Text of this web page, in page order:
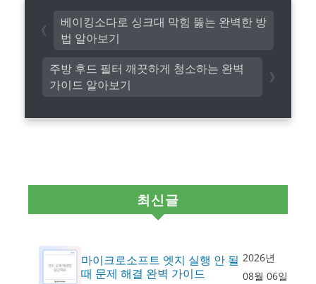
주방 후드 필터 깨끗하게 청소하는 완벽
가이드 알아보기
베이킹소다로 싱크대 막힘 뚫는 완벽한 방
법 알아보기
최신글
마이크로소프트 엣지 실행 안 될
때 문제 해결 완벽 가이드
2026년
08월 06일